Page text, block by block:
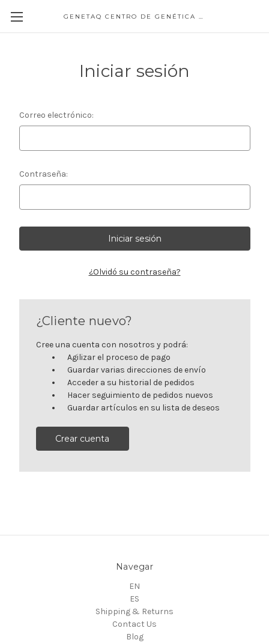
GENETAQ CENTRO DE GENÉTICA MOLECULAR
Iniciar sesión
Correo electrónico:
Contraseña:
¿Olvidó su contraseña?
¿Cliente nuevo?
Cree una cuenta con nosotros y podrá:
Agilizar el proceso de pago
Guardar varias direcciones de envío
Acceder a su historial de pedidos
Hacer seguimiento de pedidos nuevos
Guardar artículos en su lista de deseos
Crear cuenta
Navegar
EN
ES
Shipping & Returns
Contact Us
Blog